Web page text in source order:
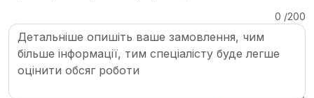
0 /200